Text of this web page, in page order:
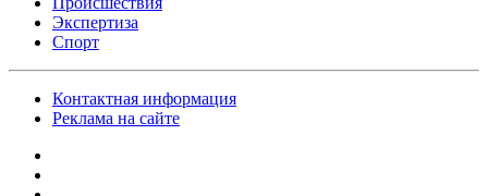
Экспертиза
Спорт
Контактная информация
Реклама на сайте